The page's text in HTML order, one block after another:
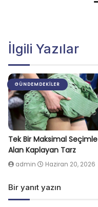
İlgili Yazılar
GÜNDEMDEKILER
Tek Bir Maksimal Seçimle
Alan Kaplayan Tarz
admin Haziran 20, 2026
Bir yanıt yazın